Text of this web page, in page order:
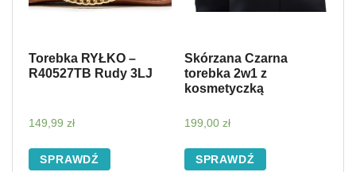
Torebka RYŁKO –
R40527TB Rudy 3LJ
149,99 zł
SPRAWDŹ
Skórzana Czarna
torebka 2w1 z
kosmetyczką
199,00 zł
SPRAWDŹ